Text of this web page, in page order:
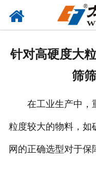
针对高硬度大
筛
在工业生产中，重
粒度较大的物料，如
网的正确选型对于保